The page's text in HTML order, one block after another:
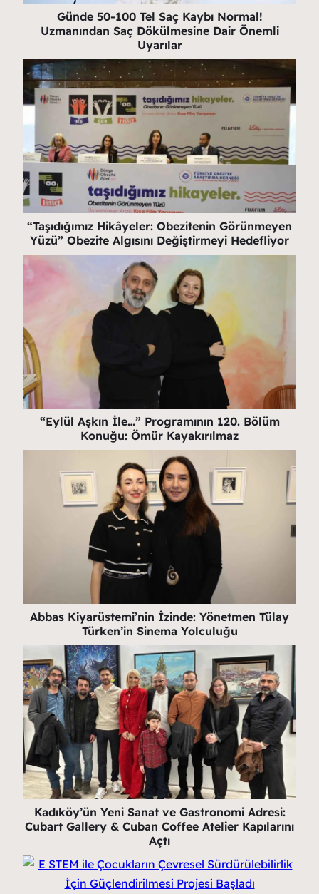
Günde 50-100 Tel Saç Kaybı Normal!
Uzmanından Saç Dökülmesine Dair Önemli
Uyarılar
“Taşıdığımız Hikâyeler: Obezitenin Görünmeyen
Yüzü” Obezite Algısını Değiştirmeyi Hedefliyor
“Eylül Aşkın İle…” Programının 120. Bölüm
Konuğu: Ömür Kayakırılmaz
Abbas Kiyarüstemi’nin İzinde: Yönetmen Tülay
Türken’in Sinema Yolculuğu
Kadıköy’ün Yeni Sanat ve Gastronomi Adresi:
Cubart Gallery & Cuban Coffee Atelier Kapılarını
Açtı